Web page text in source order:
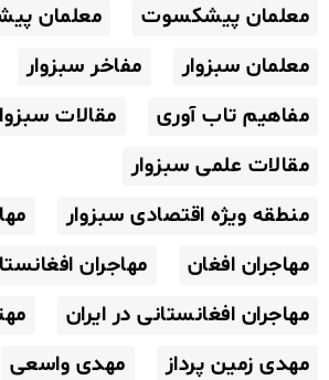
معلمان پیشکسوت
معلمان
معلمان سبزوار
مفاخر سبزوار
مفاهیم تاب آوری
مقالات
مقالات علمی سبزوار
منطقه ویژه اقتصادی سبزوار
مهاجران افغان
مهاجران
مهاجران افغانستانی در ایران
مهدی زمین پرداز
مهدی واسعی